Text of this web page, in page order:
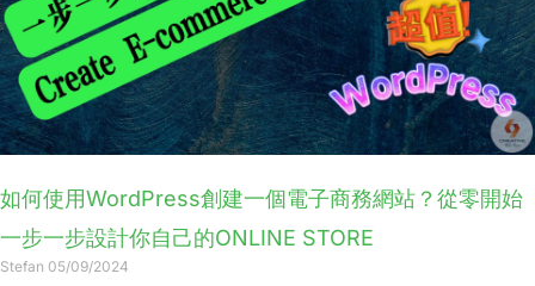
如何使用WordPress創建一個電子商務網站？從零開始
一步一步設計你自己的ONLINE STORE
Stefan 05/09/2024